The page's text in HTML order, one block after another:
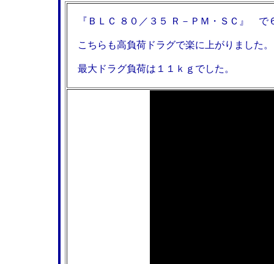
『ＢＬＣ ８０／３５ Ｒ－ＰＭ・ＳＣ』 で
こちらも高負荷ドラグで楽に上がりました。
最大ドラグ負荷は１１ｋｇでした。